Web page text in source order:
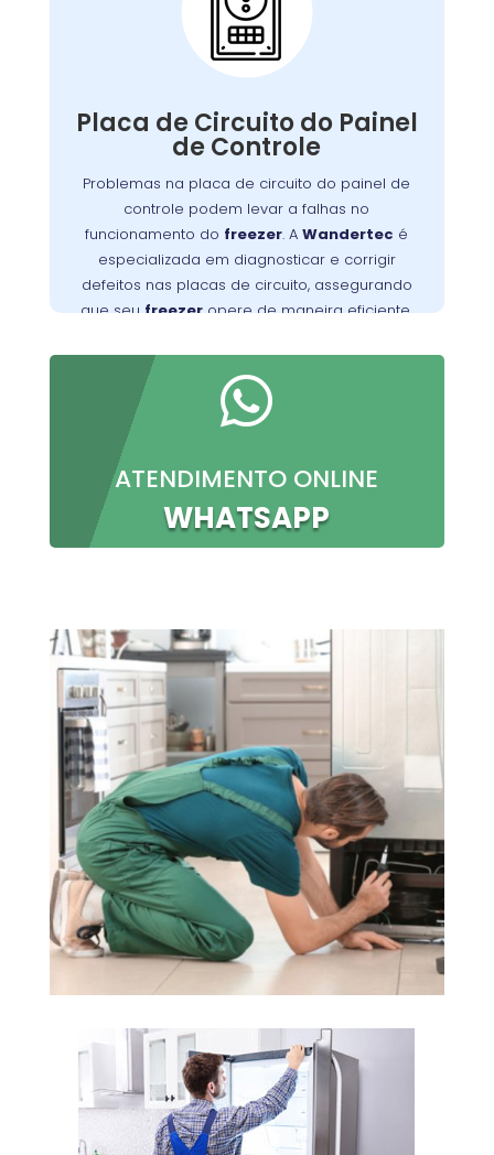
Placa de Circuito do Painel
de Controle
Problemas na placa de circuito do painel de
controle podem levar a falhas no
funcionamento do freezer. AWandertec é
especializada em diagnosticar e corrigir
defeitos nas placas de circuito, assegurando
que seufreezeropere de maneira eficiente.
Placa de Circuito do
Painel de Controle:
A placa de circuito do painel de controle
gerencia as funções do
freezer
Defeitos nessa
placa podem resultar em problemas com o
controle de temperatura e outros mau
funcionamentos
. Os técnicos da
Wandertec
no Guabirotuba são especializados em
identificar e corrigir falhas nas placas de
circuito, garantindo que seu
freezer
opere de
forma confiável e eficiente.

ATENDIMENTO ONLINE
WHATSAPP